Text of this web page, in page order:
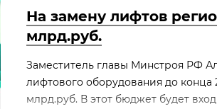
На замену лифтов
млрд.руб.
Заместитель главы Минстроя РФ
лифтового оборудования до конца
млрд.руб. В этот бюджет будет